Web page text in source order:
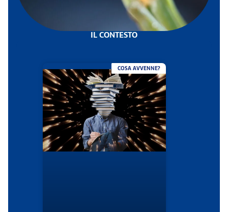
IL CONTESTO
COSA AVVENNE?